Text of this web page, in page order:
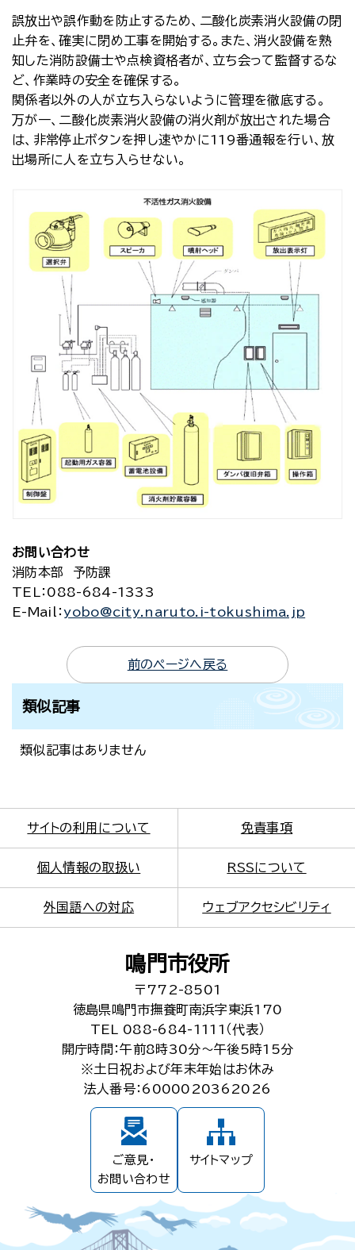
誤放出や誤作動を防止するため、二酸化炭素消火設備の閉
止弁を、確実に閉め工事を開始する。また、消火設備を熟
知した消防設備士や点検資格者が、立ち会って監督するな
ど、作業時の安全を確保する。
関係者以外の人が立ち入らないように管理を徹底する。
万が一、二酸化炭素消火設備の消火剤が放出された場合
は、非常停止ボタンを押し速やかに119番通報を行い、放
出場所に人を立ち入らせない。
お問い合わせ
消防本部 予防課
TEL
：088-684-1333
E-Mail
：yobo@city.naruto.i-tokushima.jp
前のページへ戻る
類似記事
類似記事はありません
サイトの利用について 免責事項
個人情報の取扱い RSSについて
外国語への対応 ウェブアクセシビリティ
鳴門市役所
〒772-8501
徳島県鳴門市撫養町南浜字東浜170
TEL 088-684-1111（代表）
開庁時間：午前8時30分～午後5時15分
※土日祝および年末年始はお休み
法人番号：6000020362026
ご意見・
お問い合わせ
サイトマップ